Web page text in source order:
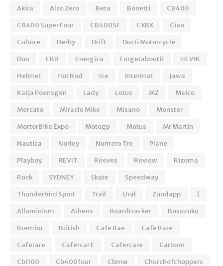
Akira
Alzo Zero Beta Bonetti
CB400
CB400 Super Four
CB400SF CXBX
Ciao
Culture
Derby Drift
Ducti Motorcycle
Duu
EBR Energica Forgetaboutit
HEVIK
Helmet
Hot Rod Ice Intermot
Jawa
Katja Poensgen
Lady Lotus MZ
Maico
Mercato
Miracle Mike Misano
Monster
MortorBike Expo
Motogp Motus
Mr Martin
Nautica
Norley Numero Tre
Plane
Playboy
REVIT Reeves Review
Rizoma
Rock
SYDNEY Skate
Speedway
Thunderbird Sport
Trail Ural Zundapp
[
Alluminium
Athens Boardtracker
Bosozoku
Brembo
British Cafe Rae
Cafe Rare
Caferare
Cafercar E Cafercare
Cartoon
Cb1100
Cb400four Cbmw Churchofchoppers